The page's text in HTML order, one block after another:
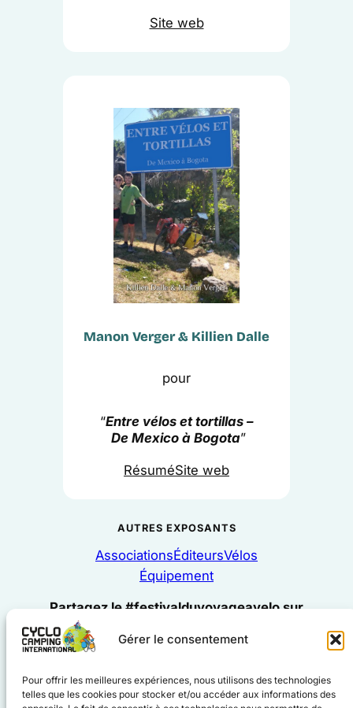
Gérer le consentement
Pour offrir les meilleures expériences, nous utilisons des technologies
telles que les cookies pour stocker et/ou accéder aux informations des
Site web
Manon Verger & Killien Dalle
pour
“Entre vélos et tortillas –
De Mexico à Bogota”
RésuméSite web
AUTRES EXPOSANTS
AssociationsÉditeursVélos
Équipement
Partagez le #festivalduvoyageavelo sur
#voyageàvélo